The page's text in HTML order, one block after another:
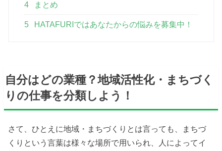
4 まとめ
5 HATAFURIではあなたからの悩みを募集中！
自分はどの業種？地域活性化・まちづく
りの仕事を分類しよう！
さて、ひとえに地域・まちづくりとは言っても、まちづ
くりという言葉は様々な場所で用いられ、人によってイ